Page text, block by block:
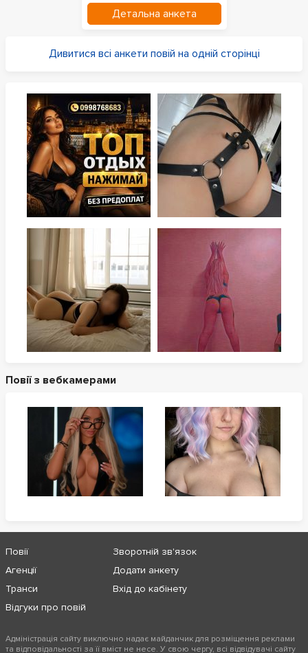
Детальна анкета
Дивитися всі анкети повій на одній сторінці
Повії з вебкамерами
Повії
Агенції
Транси
Відгуки про повій
Зворотній зв'язок
Додати анкету
Вхід до кабінету
Адміністрація сайту виключно надає майданчик для розміщення реклами
та відповідальності за її вміст не несе. У свою чергу, всі відвідувачі сайту